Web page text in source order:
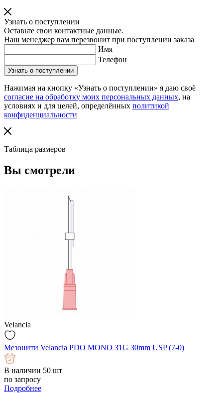
Узнать о поступлении
Оставьте свои контактные данные.
Наш менеджер вам перезвонит при поступлении заказа
Имя
Телефон
Нажимая на кнопку «Узнать о поступлении» я даю своё
согласие на обработку моих персональных данных, на
условиях и для целей, определённых политикой
конфиденциальности
Таблица размеров
Вы смотрели
Velancia
Мезонити Velancia PDO MONO 31G 30mm USP (7-0)
В наличии 50 шт
по запросу
Подробнее